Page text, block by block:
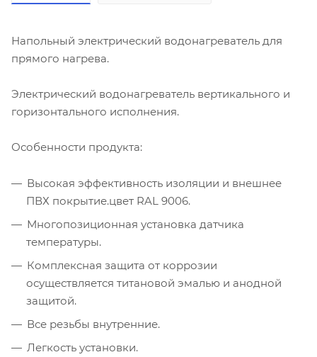
Напольный электрический водонагреватель для
прямого нагрева.
Электрический водонагреватель вертикального и
горизонтального исполнения.
Особенности продукта:
Высокая эффективность изоляции и внешнее
ПВХ покрытие.цвет RAL 9006.
Многопозиционная установка датчика
температуры.
Комплексная защита от коррозии
осуществляется титановой эмалью и анодной
защитой.
Все резьбы внутренние.
Легкость установки.